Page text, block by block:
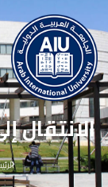
الانتقال